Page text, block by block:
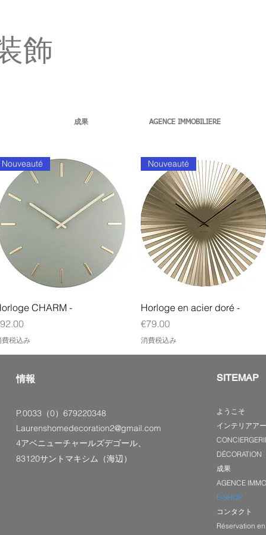
飾
成果 AGENCE IMMOBILIERE
クイックビュー
Nouveauté
CHARM -
格
費税込み
クイックビュー
Nouveauté
Horloge en acier doré -
価格
€79.00
消費税込み
情報
P.0033（0）679220348
Laurenshomedecoration2@gmail.com
4アベニューチャールズデゴール、
83120サントマキシム（海辺）
SITEMAP
ようこそ
インテリアア
DÉCORATION
成果
AGENCE
E-SHOP
コンタクト
Réservation